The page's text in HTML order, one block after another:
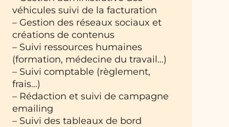
véhicules suivi de la facturation
– Gestion des réseaux sociaux et
créations de contenus
– Suivi ressources humaines
(formation, médecine du travail…)
– Suivi comptable (règlement,
frais…)
– Rédaction et suivi de campagne
emailing
– Suivi des tableaux de bord